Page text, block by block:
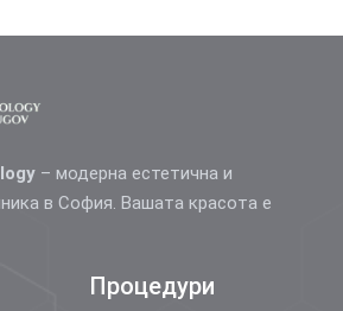
– модерна естетична и
в София. Вашата красота е
Процедури